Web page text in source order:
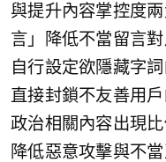
與提升內容掌控度
言」降低不當留言
自行設定欲隱藏字
直接封鎖不友善用
政治相關內容出現
降低惡意攻擊與不